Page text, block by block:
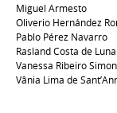
Miguel Armesto
Oliverio Hernández
Pablo Pérez Navarro
Rasland Costa de
Vanessa Ribeiro
Vânia Lima de